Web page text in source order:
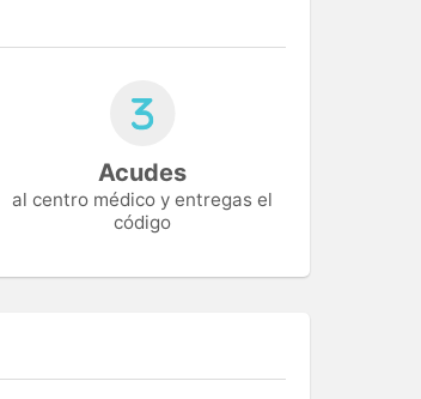
Acudes
al centro médico y entregas el
código